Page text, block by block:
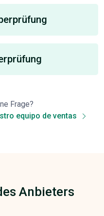
Frage?
equipo de ventas
Anbieters